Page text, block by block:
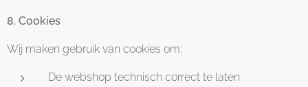
8. Cookies
Wij maken gebruik van cookies om:
De webshop technisch correct te laten